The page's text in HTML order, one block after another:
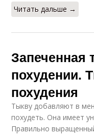
Читать дальше →
Запеченная
похудении.
похудения
Тыкву добавляют в
похудеть. Она имеет
Правильно